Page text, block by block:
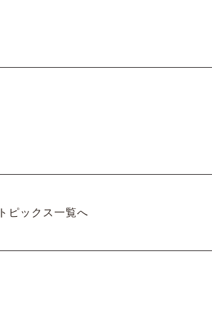
トピックス一覧へ